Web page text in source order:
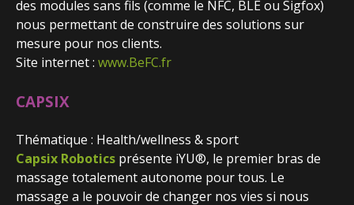
des modules sans fils (comme le NFC, BLE ou Sigfox)
nous permettant de construire des solutions sur
mesure pour nos clients.
Site internet : www.BeFC.fr
CAPSIX
Thématique : Health/wellness & sport
Capsix Robotics présente iYU®, le premier bras de
massage totalement autonome pour tous. Le
massage a le pouvoir de changer nos vies si nous